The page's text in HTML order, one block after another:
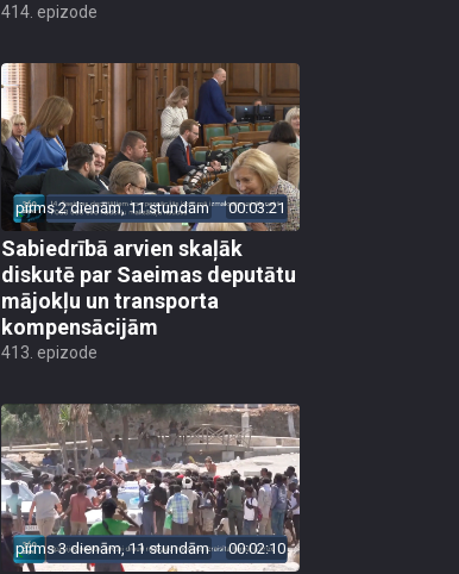
414. epizode
pirms 2 dienām, 11 stundām 00:03:21
Sabiedrībā arvien skaļāk
diskutē par Saeimas deputātu
mājokļu un transporta
kompensācijām
413. epizode
pirms 3 dienām, 11 stundām 00:02:10